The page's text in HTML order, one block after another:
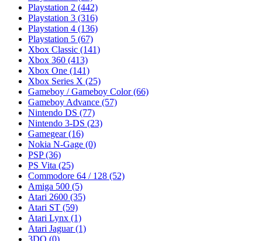
Playstation 2 (442)
Playstation 3 (316)
Playstation 4 (136)
Playstation 5 (67)
Xbox Classic (141)
Xbox 360 (413)
Xbox One (141)
Xbox Series X (25)
Gameboy / Gameboy Color(66)
Gameboy Advance (57)
Nintendo DS (77)
Nintendo 3-DS (23)
Gamegear(16)
Nokia N-Gage (0)
PSP(36)
PS Vita (25)
Commodore 64 / 128 (52)
Amiga 500 (5)
Atari 2600 (35)
Atari ST (59)
Atari Lynx (1)
Atari Jaguar(1)